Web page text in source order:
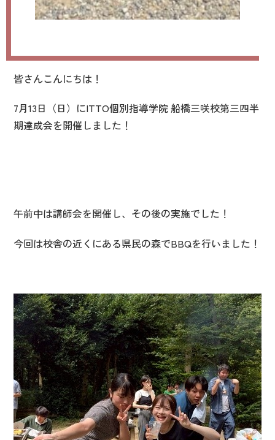
皆さんこんにちは！
7月13日（日）にITTO個別指導学院 船橋三咲校第三四半
期達成会を開催しました！
午前中は講師会を開催し、その後の実施でした！
今回は校舎の近くにある県民の森でBBQを行いました！